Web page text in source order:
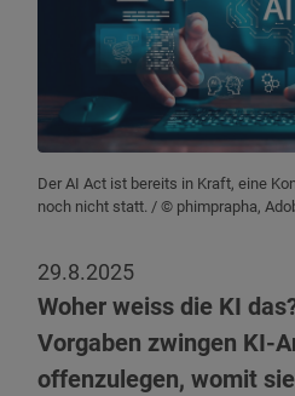
Der AI Act ist bereits in Kraft, eine
noch nicht statt. / © phimprapha,
29.8.2025
Woher weiss die KI
Vorgaben zwingen KI-
offenzulegen, womit